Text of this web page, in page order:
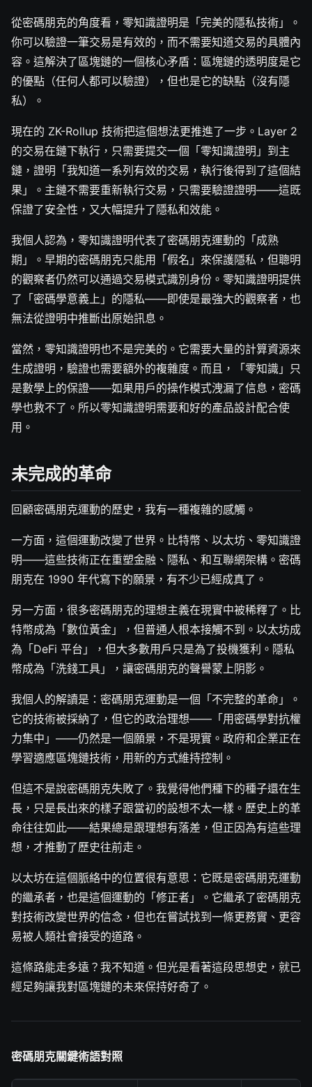
從密碼朋克的角度看，零知識證明是「完美的隱私技術」。
你可以驗證一筆交易是有效的，而不需要知道交易的具體內
容。這解決了區塊鏈的一個核心矛盾：區塊鏈的透明度是它
的優點（任何人都可以驗證），但也是它的缺點（沒有隱
私）。
現在的 ZK-Rollup 技術把這個想法更推進了一步。Layer 2
的交易在鏈下執行，只需要提交一個「零知識證明」到主
鏈，證明「我知道一系列有效的交易，執行後得到了這個結
果」。主鏈不需要重新執行交易，只需要驗證證明——這既
保證了安全性，又大幅提升了隱私和效能。
我個人認為，零知識證明代表了密碼朋克運動的「成熟
期」。早期的密碼朋克只能用「假名」來保護隱私，但聰明
的觀察者仍然可以通過交易模式識別身份。零知識證明提供
了「密碼學意義上」的隱私——即使是最強大的觀察者，也
無法從證明中推斷出原始訊息。
當然，零知識證明也不是完美的。它需要大量的計算資源來
生成證明，驗證也需要額外的複雜度。而且，「零知識」只
是數學上的保證——如果用戶的操作模式洩漏了信息，密碼
學也救不了。所以零知識證明需要和好的產品設計配合使
用。
未完成的革命
回顧密碼朋克運動的歷史，我有一種複雜的感觸。
一方面，這個運動改變了世界。比特幣、以太坊、零知識證
明——這些技術正在重塑金融、隱私、和互聯網架構。密碼
朋克在 1990 年代寫下的願景，有不少已經成真了。
另一方面，很多密碼朋克的理想主義在現實中被稀釋了。比
特幣成為「數位黃金」，但普通人根本接觸不到。以太坊成
為「DeFi 平台」，但大多數用戶只是為了投機獲利。隱私
幣成為「洗錢工具」，讓密碼朋克的聲譽蒙上阴影。
我個人的解讀是：密碼朋克運動是一個「不完整的革命」。
它的技術被採納了，但它的政治理想——「用密碼學對抗權
力集中」——仍然是一個願景，不是現實。政府和企業正在
學習適應區塊鏈技術，用新的方式維持控制。
但這不是說密碼朋克失敗了。我覺得他們種下的種子還在生
長，只是長出來的樣子跟當初的設想不太一樣。歷史上的革
命往往如此——結果總是跟理想有落差，但正因為有這些理
想，才推動了歷史往前走。
以太坊在這個脈絡中的位置很有意思：它既是密碼朋克運動
的繼承者，也是這個運動的「修正者」。它繼承了密碼朋克
對技術改變世界的信念，但也在嘗試找到一條更務實、更容
易被人類社會接受的道路。
這條路能走多遠？我不知道。但光是看著這段思想史，就已
經足夠讓我對區塊鏈的未來保持好奇了。
密碼朋克關鍵術語對照